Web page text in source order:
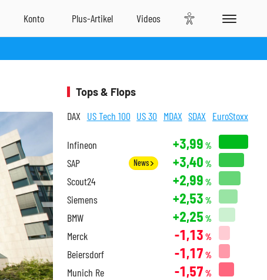
Tops & Flops
DAX US Tech 100 US 30 MDAX SDAX EuroStoxx
Infineon +3,99 %
SAP News +3,40 %
Scout24 +2,99 %
Siemens +2,53 %
BMW +2,25 %
Merck -1,13 %
Beiersdorf -1,17 %
Munich Re -1,57 %